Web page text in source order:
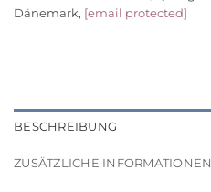
Dänemark, [email protected]
BESCHREIBUNG
ZUSÄTZLICHE INFORMATIONEN